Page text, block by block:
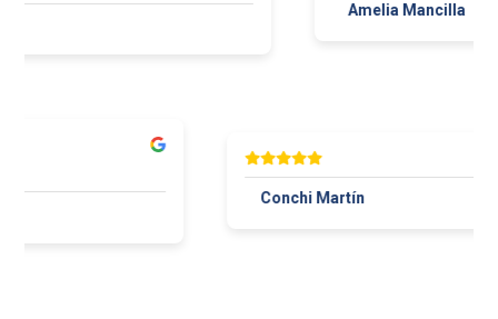
Amelia Mancilla
Conchi Martín